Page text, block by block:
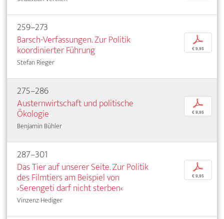
259–273
Barsch-Verfassungen. Zur Politik
koordinierter Führung
Stefan Rieger
p
€ 9,95
275–286
Austernwirtschaft und politische
Ökologie
Benjamin Bühler
p
€ 9,95
287–301
Das Tier auf unserer Seite. Zur Politik
des Filmtiers am Beispiel von
›Serengeti darf nicht sterben‹
Vinzenz Hediger
p
€ 9,95